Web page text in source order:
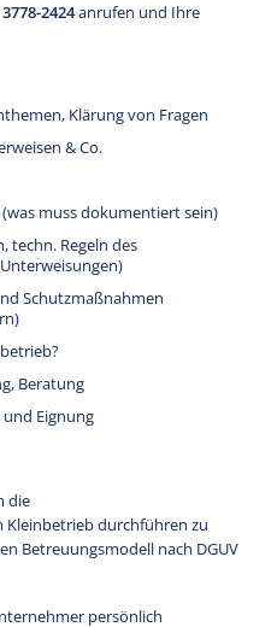
2424anrufen und Ihre
Klärung von Fragen
& Co.
muss dokumentiert sein)
techn. Regeln des
Schutzmaßnahmen
Beratung
Eignung
die
durchführen zu
Betreuungsmodell nach DGUV
persönlich